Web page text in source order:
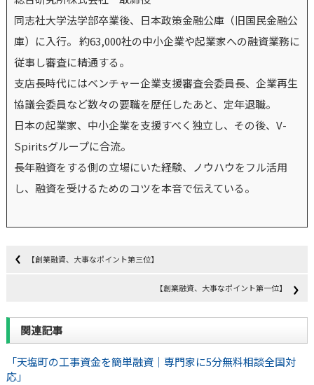
同志社大学法学部卒業後、日本政策金融公庫（旧国民金融公
庫）に入行。 約63,000社の中小企業や起業家への融資業務に
従事し審査に精通する。
支店長時代にはベンチャー企業支援審査会委員長、企業再生
協議会委員など数々の要職を歴任したあと、定年退職。
日本の起業家、中小企業を支援すべく独立し、その後、V-
Spiritsグループに合流。
長年融資をする側の立場にいた経験、ノウハウをフル活用
し、融資を受けるためのコツを本音で伝えている。
【創業融資、大事なポイント第三位】
【創業融資、大事なポイント第一位】
関連記事
「天塩町の工事資金を簡単融資｜専門家に5分無料相談全国対
応」